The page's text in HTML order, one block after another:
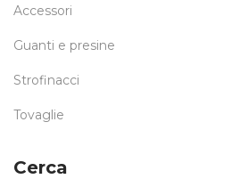
Accessori
Guanti e presine
Strofinacci
Tovaglie
Cerca